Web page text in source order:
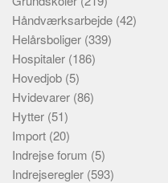
Håndværksarbejde (42)
Helårsboliger (339)
Hospitaler (186)
Hovedjob (5)
Hvidevarer (86)
Hytter (51)
Import (20)
Indrejse forum (5)
Indrejseregler (593)